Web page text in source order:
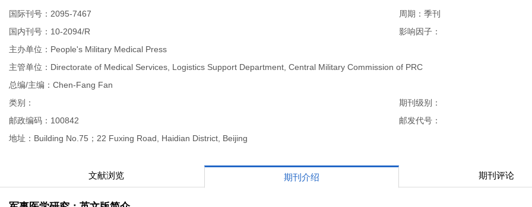
国际刊号：2095-7467
周期：季刊
国内刊号：10-2094/R
影响因子：
主办单位：People's Military Medical Press
主管单位：Directorate of Medical Services, Logistics Support Department, Central Military Commission of PRC
总编/主编：Chen-Fang Fan
类别：
期刊级别：
邮政编码：100842
邮发代号：
地址：Building No.75；22 Fuxing Road, Haidian District, Beijing
文献浏览 期刊介绍 期刊评论